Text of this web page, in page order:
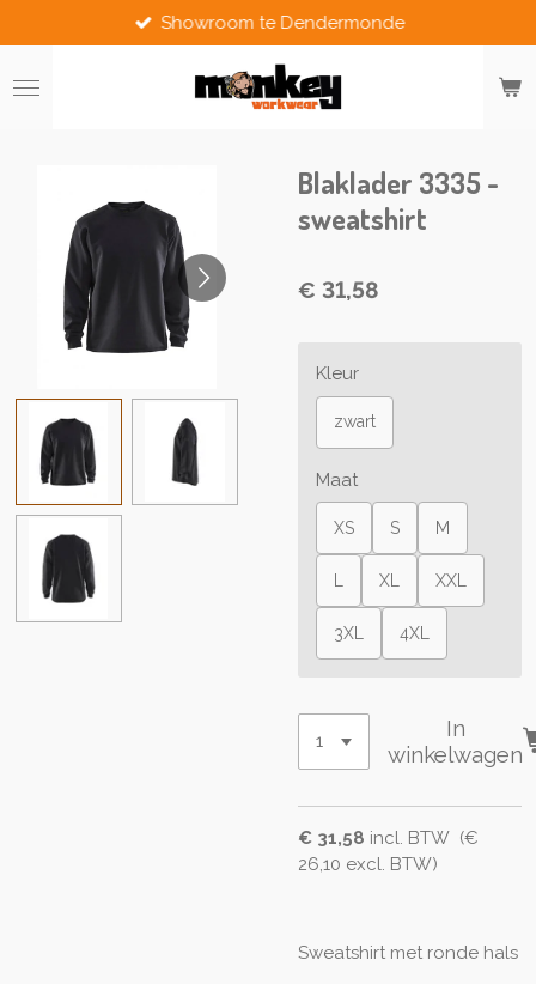
direct
naar
de
Showroom te Dendermonde
Blaklader 3335 -
sweatshirt
€ 31,58
Kleur
zwart
Maat
XS S M
L XL XXL
3XL 4XL
In
winkelwagen
€ 31,58 incl. BTW (€
26,10 excl. BTW)
Sweatshirt met ronde hals